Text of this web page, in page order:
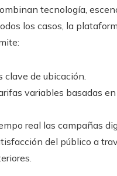
tecnología,
los casos, la
clave de ubicación.
variables basadas
real las campañas
del público a